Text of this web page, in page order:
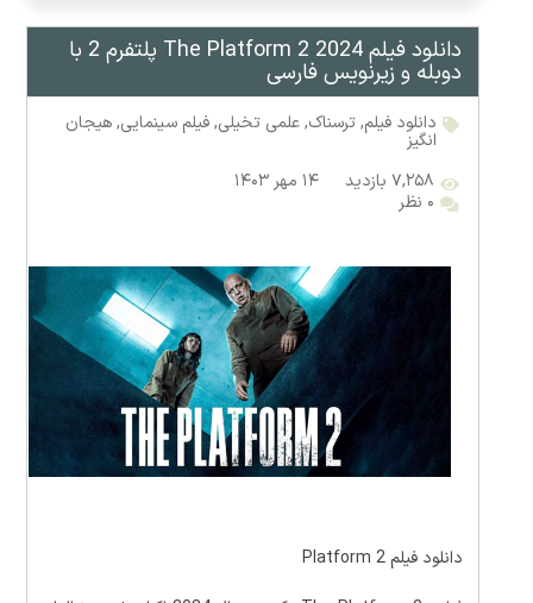
دانلود فیلم The Platform 2 2024 پلتفرم 2 با
دوبله و زیرنویس فارسی
دانلود فیلم,ترسناک,علمی تخیلی,فیلم سینمایی,هیجان
انگیز
۷,۲۵۸ بازدید
۱۴ مهر ۱۴۰۳
۰ نظر
دانلود فیلم Platform 2